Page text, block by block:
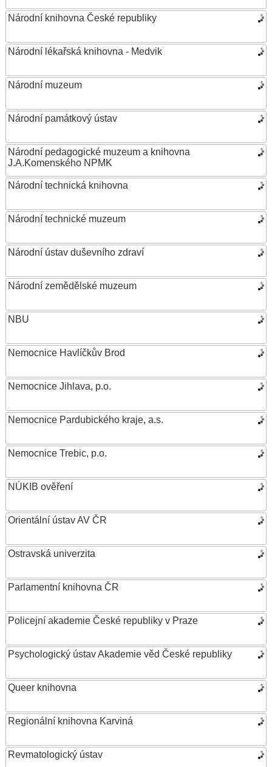
Národní knihovna České republiky
Národní lékařská knihovna - Medvik
Národní muzeum
Národní památkový ústav
Národní pedagogické muzeum a knihovna
J.A.Komenského NPMK
Národní technická knihovna
Národní technické muzeum
Národní ústav duševního zdraví
Národní zemědělské muzeum
NBU
Nemocnice Havlíčkův Brod
Nemocnice Jihlava, p.o.
Nemocnice Pardubického kraje, a.s.
Nemocnice Trebic, p.o.
NÚKIB ověření
Orientální ústav AV ČR
Ostravská univerzita
Parlamentní knihovna ČR
Policejní akademie České republiky v Praze
Psychologický ústav Akademie věd České republiky
Queer knihovna
Regionální knihovna Karviná
Revmatologický ústav